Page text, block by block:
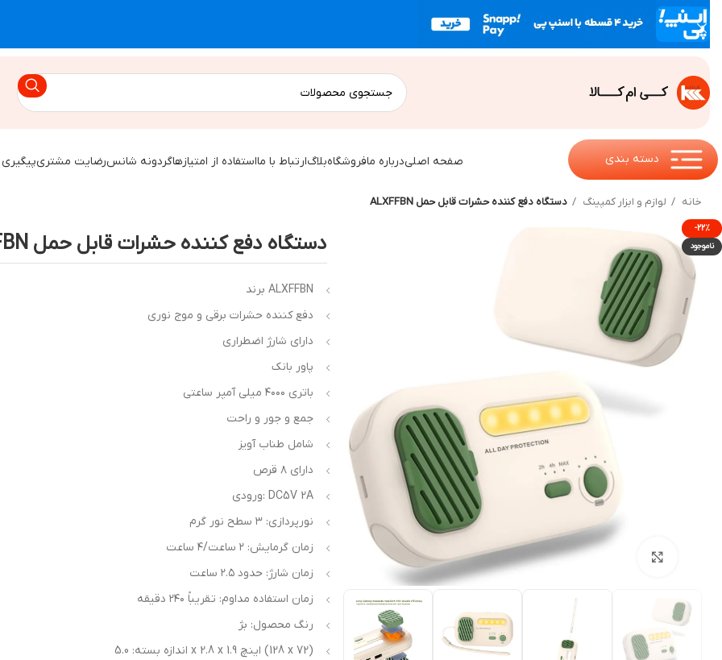
دسته بندی صفحه اصلیدرباره مافروشگاهبلاگارتباط با مااستفاده از امتیازهاگردونه شانسرضایت مشتری
خانه لوازم و ابزار کمپینگ دستگاه دفع کننده حشرات قابل حمل ALXFFBN
-۲۲%
ناموجود
بزرگنمایی تصویر
دستگاه دفع کننده حشرات قابل حمل ALXFFBN
برند ALXFFBN
دفع کننده حشرات برقی و موج نوری
دارای شارژ اضطراری
پاور بانک
باتری ۴۰۰۰ میلی آمپر ساعتی
جمع و جور و راحت
شامل طناب آویز
دارای ۸ قرص
ورودی: DC5V 2A
نورپردازی: ۳ سطح نور گرم
زمان گرمایش: ۲ ساعت/۴ ساعت
زمان شارژ: حدود ۲.۵ ساعت
زمان استفاده مداوم: تقریباً ۲۴۰ دقیقه
رنگ محصول: بژ
اندازه بسته: 5.0 x 2.8 x 1.9 اینچ (128 x 72)